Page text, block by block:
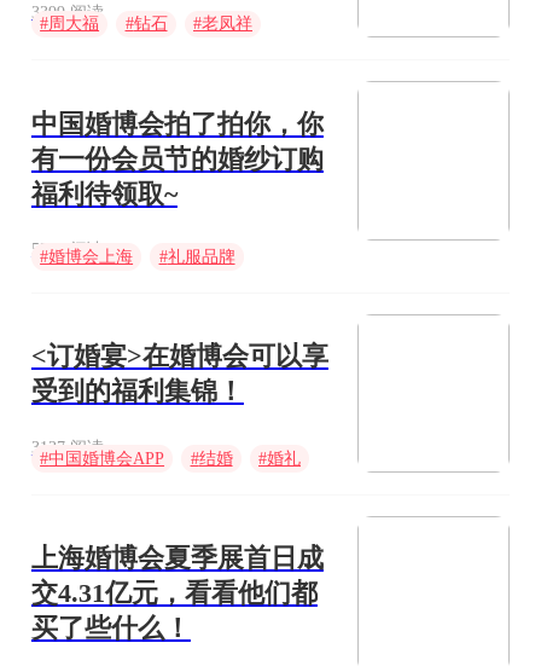
3399 阅读
#周大福 #钻石 #老凤祥
中国婚博会拍了拍你，你
有一份会员节的婚纱订购
福利待领取~
5704 阅读
#婚博会上海 #礼服品牌
<订婚宴>在婚博会可以享
受到的福利集锦！
3137 阅读
#中国婚博会APP #结婚 #婚礼
上海婚博会夏季展首日成
交4.31亿元，看看他们都
买了些什么！